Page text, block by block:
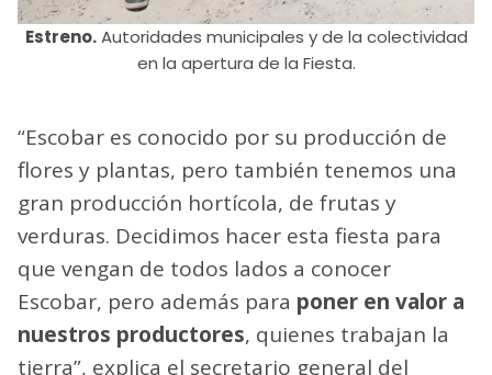
Estreno.Autoridades municipales y de la colectividad
en la apertura de la Fiesta.
“Escobar es conocido por su producción de
flores y plantas, pero también tenemos una
gran producción hortícola, de frutas y
verduras. Decidimos hacer esta fiesta para
que vengan de todos lados a conocer
Escobar, pero además para poner en valor a
nuestros productores, quienes trabajan la
tierra”, explica el secretario general del